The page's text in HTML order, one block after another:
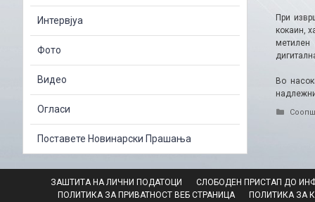
При
кокаин,
метилен
Во
Интервјуа
Фото
Видео
Огласи
Поставете Новинарски Прашања
ЗАШТИТА НА ЛИЧНИ ПОДАТОЦИ СЛОБОДЕН ПРИСТАП ДО
ПОЛИТИКА ЗА ПРИВАТНОСТ ВЕБ СТРАНИЦА
ПОЛИТИКА ЗА